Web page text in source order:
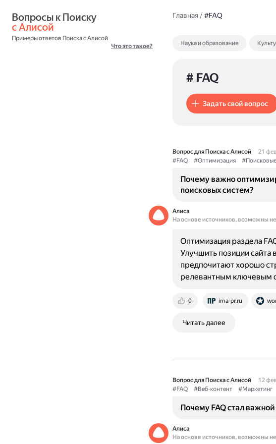
с Алисой
Примеры ответов Поиска с Алисой
Что это такое?
Главная/#FAQ
Наука и образование
# FAQ
Задать свой вопрос
Вопрос для Поиска с Алисой
21
#FAQ
#Оптимизация
Почему важно
поисковых систем?
Алиса
На основе источников, возможны
0 ima-pr.ru
Оптимизация раздела
Улучшить позиции сайта
предпочитают хорошо
релевантным ключевым
Читать далее
Вопрос для Поиска с Алисой
12
#FAQ
#Веб-контент #Маркетинг
Почему FAQ стал
Алиса
На основе источников, возможны